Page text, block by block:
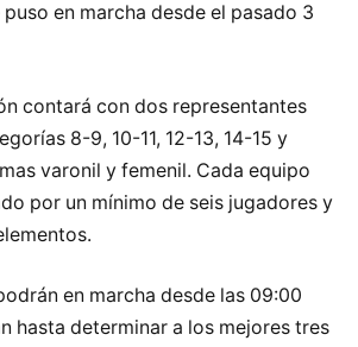
en marcha desde el pasado 3
contará con dos representantes
8-9, 10-11, 12-13, 14-15 y
varonil y femenil. Cada equipo
por un mínimo de seis jugadores y
en marcha desde las 09:00
hasta determinar a los mejores tres